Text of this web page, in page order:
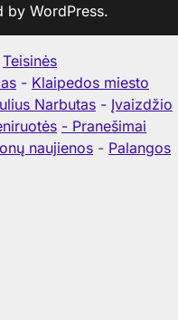
by WordPress.
Teisinės
- Klaipedos miesto
Narbutas - Įvaizdžio
- Pranešimai
naujienos - Palangos